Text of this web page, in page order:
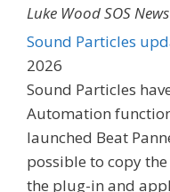
Luke Wood SOS
Sound Particles
2026
Sound Particles
Automation
launched Beat
possible to copy the
the plug-in and